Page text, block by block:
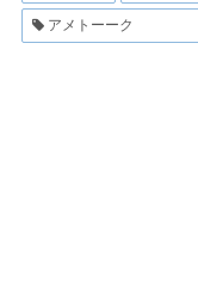
アメトーーク